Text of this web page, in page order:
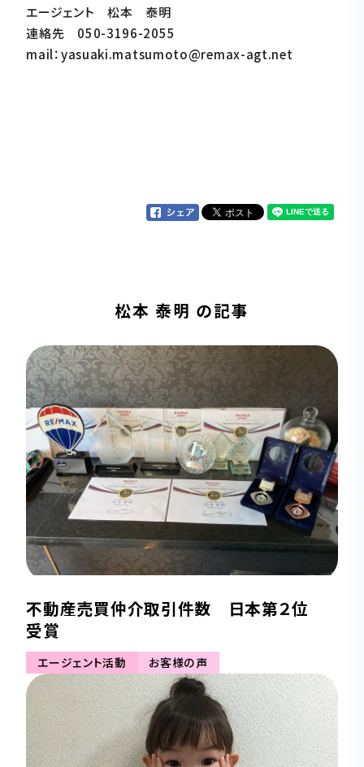
エージェント 松本 泰明
連絡先 050-3196-2055
mail：yasuaki.matsumoto@remax-agt.net
松本 泰明 の記事
不動産売買仲介取引件数 日本第２位
受賞
エージェント活動 お客様の声